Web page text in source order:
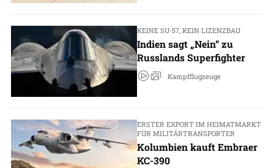
KEINE SU-57, KEIN LIZENZBAU
Indien sagt „Nein“ zu
Russlands Superfighter
Kampfflugzeuge
ERSTER EXPORT IM HEIMATMARKT
FÜR MILITÄRTRANSPORTER
Kolumbien kauft Embraer
KC-390